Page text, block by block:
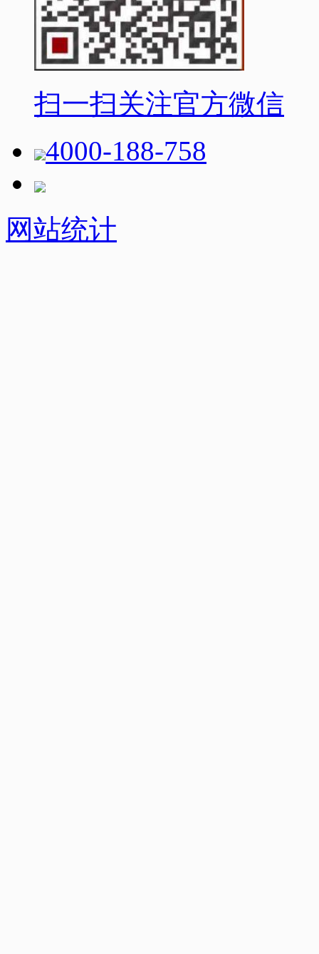
扫一扫关注官方微信
4000-188-758
网站统计